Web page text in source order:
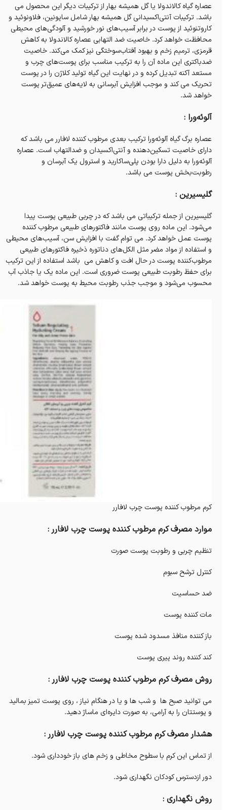
عصاره گیاه کالاندولا یا گل همیشه بهار از ترکیبات دیگر این محصول می
باشد. ترکیبات آنتی‌اکسیدانی گل همیشه بهار شامل ساپونین، فلاونوئید و
کاروتنوئید از پوست در برابر آسیب‌های نور خورشید و آلودگی‌های محیطی
محافظت خواهد کرد. خاصیت ضد التهابی عصاره کالاندولا به کاهش
قرمزی، ترمیم زخم و بهبود آفتاب‌سوختگی نیز کمک می‌کند. خاصیت
ضدباکتری این ماده آن را به ترکیب مناسب برای پوست‌های چرب و
مستعد آکنه تبدیل کرده و در نهایت این گیاه تولید کلاژن را در پوست
تحریک می کند و موجب افزایش آبرسانی به لایه‌های عمیق‌تر پوست
خواهد شد.
آلوئه‌ورا :
عصاره برگ گیاه آلوئه‌ورا ترکیب بعدی مرطوب کننده لافارر می باشد که
دارای خاصیت تسکین‌دهنده و آنتی‌اکسیدان و ضدالتهاب است. عصاره
آلوئه‌ورا به دلیل دارا بودن پلی‌ساکارید و استرول یک آبرسان و
رطوبت‌بخش پوست می باشد.
گلیسیرین :
گلیسیرین از جمله ترکیباتی می باشد که در چربی طبیعی پوست پیدا
می‌شود. این ماده روی پوست مانند فاکتورهای طبیعی مرطوب کننده
پوست عمل خواهد کرد. می توام گفت با افزایش سن، آسیب‌های محیطی
و استفاده از مواد مضر مثل الکل‌های دناتوره ذخیره فاکتورهای طبیعی
مرطوب‌کننده پوست در حال افت و کاهش می باشد استفاده از این ترکیب
برای حفظ رطوبت طبیعی پوست ضروری است. این ماده یک یا جاذب آب
محسوب می‌شود و موجب جذب رطوبت محیط به پوست خواهد شد.
کرم مرطوب کننده پوست چرب لافارر
موارد مصرف کرم مرطوب کننده پوست چرب لافارر :
تنظیم چربی و رطوبت پوست صورت
کنترل ترشح سبوم
ضد حساسیت
مات کننده پوست
باز کننده منافذ مسدود شده پوست
کند کننده روند پیری پوست
روش مصرف کرم مرطوب کننده پوست چرب لافارر :
می توانید صبح ها و شب ها و یا در هنگام نیاز ، روی پوست تمیز بمالید
و پوستتان را به آرامی، به صورت دایره‌ای ماساژ دهید.
هشدار مصرف کرم مرطوب کننده پوست چرب لافارر :
از تماس این کرم با سطوح مخاطی و زخم های باز خودداری شود.
دور ازدسترس کودکان نگهداری شود.
روش نگهداری :